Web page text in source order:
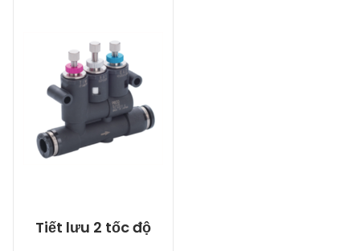
Tiết lưu 2 tốc độ